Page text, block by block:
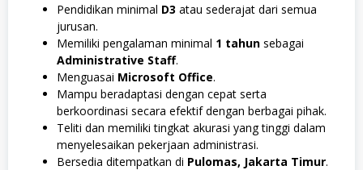
Pendidikan minimal D3 atau sederajat dari semua
jurusan.
Memiliki pengalaman minimal 1 tahun sebagai
Administrative Staff.
Menguasai Microsoft Office.
Mampu beradaptasi dengan cepat serta
berkoordinasi secara efektif dengan berbagai pihak.
Teliti dan memiliki tingkat akurasi yang tinggi dalam
menyelesaikan pekerjaan administrasi.
Bersedia ditempatkan di Pulomas, Jakarta Timur.